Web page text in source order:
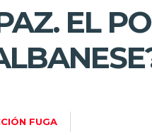
EL
FUGA